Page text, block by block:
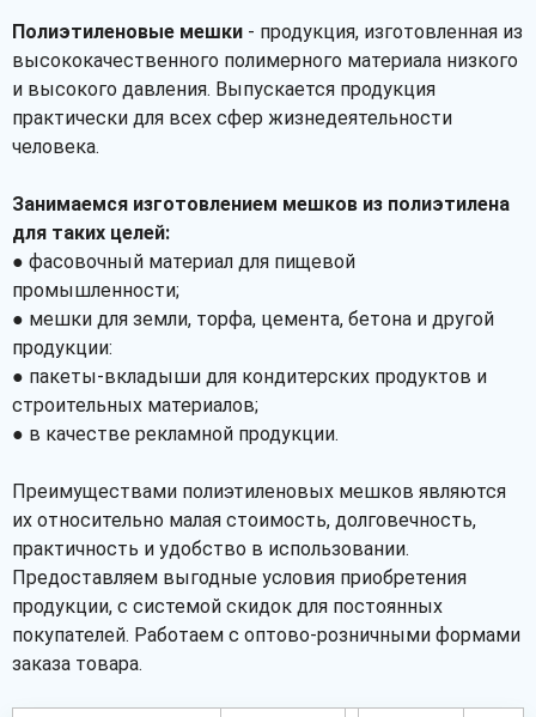
Полиэтиленовые мешки - продукция, изготовленная из
высококачественного полимерного материала низкого
и высокого давления. Выпускается продукция
практически для всех сфер жизнедеятельности
человека.
Занимаемся изготовлением мешков из полиэтилена
для таких целей:
● фасовочный материал для пищевой
промышленности;
● мешки для земли, торфа, цемента, бетона и другой
продукции:
● пакеты-вкладыши для кондитерских продуктов и
строительных материалов;
● в качестве рекламной продукции.
Преимуществами полиэтиленовых мешков являются
их относительно малая стоимость, долговечность,
практичность и удобство в использовании.
Предоставляем выгодные условия приобретения
продукции, с системой скидок для постоянных
покупателей. Работаем с оптово-розничными формами
заказа товара.